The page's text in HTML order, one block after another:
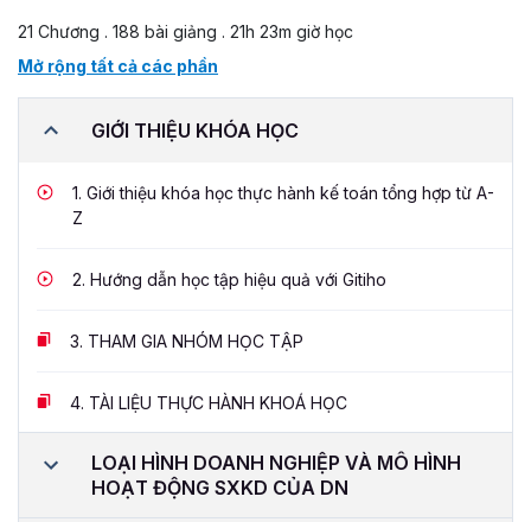
21 Chương . 188 bài giảng . 21h 23m giờ học
Mở rộng tất cả các phần
GIỚI THIỆU KHÓA HỌC
1. Giới thiệu khóa học thực hành kế toán tổng hợp từ A-
Z
2. Hướng dẫn học tập hiệu quả với Gitiho
3. THAM GIA NHÓM HỌC TẬP
4. TÀI LIỆU THỰC HÀNH KHOÁ HỌC
LOẠI HÌNH DOANH NGHIỆP VÀ MÔ HÌNH
HOẠT ĐỘNG SXKD CỦA DN